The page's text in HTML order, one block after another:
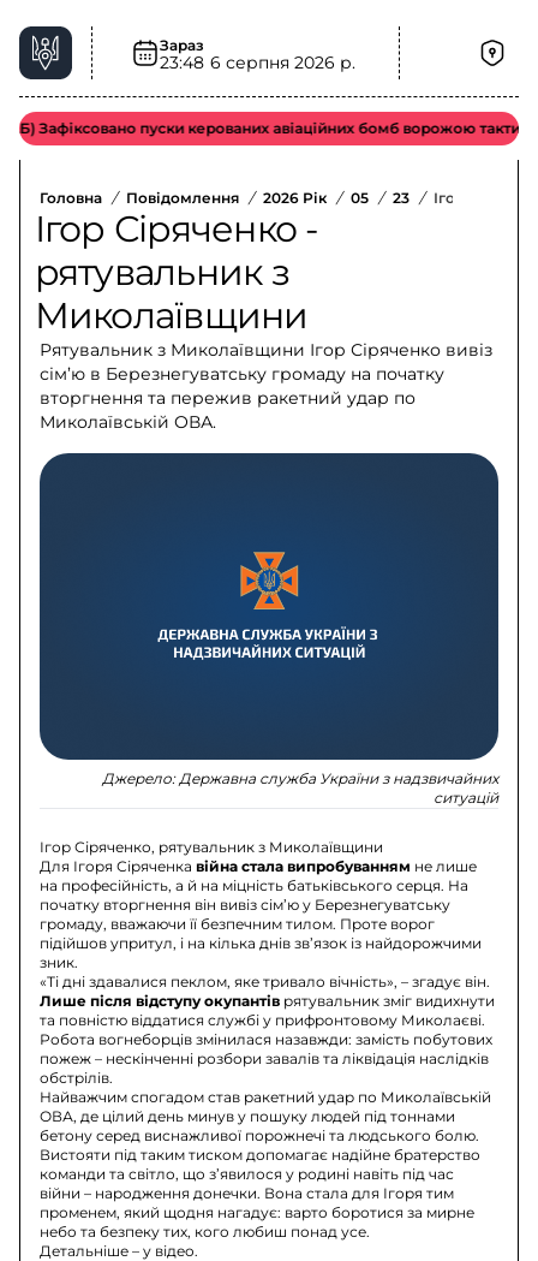
Зараз
23:48 6 серпня 2026 р.
пуски керованих авіаційних бомб ворожою тактичною
Головна / Повідомлення / 2026 Рік / 05 / 23 / Ігор
Ігор Сіряченко -
рятувальник з
Миколаївщини
Рятувальник з Миколаївщини Ігор Сіряченко вивіз
сім’ю в Березнегуватську громаду на початку
вторгнення та пережив ракетний удар по
Миколаївській ОВА.
Джерело: Державна служба України з надзвичайних
ситуацій
Ігор Сіряченко, рятувальник з Миколаївщини
Для Ігоря Сіряченкавійна стала випробуванням не лише
на професійність, а й на міцність батьківського серця. На
початку вторгнення він вивіз сім’ю у Березнегуватську
громаду, вважаючи її безпечним тилом. Проте ворог
підійшов упритул, і на кілька днів зв’язок із найдорожчими
зник.
«Ті дні здавалися пеклом, яке тривало вічність», – згадує він.
Лише після відступу окупантів рятувальник зміг видихнути
та повністю віддатися службі у прифронтовому Миколаєві.
Робота вогнеборців змінилася назавжди: замість побутових
пожеж – нескінченні розбори завалів та ліквідація наслідків
обстрілів.
Найважчим спогадом став ракетний удар по Миколаївській
ОВА, де цілий день минув у пошуку людей під тоннами
бетону серед виснажливої порожнечі та людського болю.
Вистояти під таким тиском допомагає надійне братерство
команди та світло, що з’явилося у родині навіть під час
війни – народження донечки. Вона стала для Ігоря тим
променем, який щодня нагадує: варто боротися за мирне
небо та безпеку тих, кого любиш понад усе.
Детальніше – у відео.